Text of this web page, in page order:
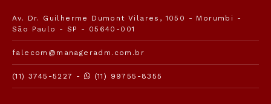
Av. Dr. Guilherme Dumont Vilares, 1050 - Morumbi -
São Paulo - SP - 05640-001
falecom@manageradm.com.br
(11) 3745-5227 - (11) 99755-8355